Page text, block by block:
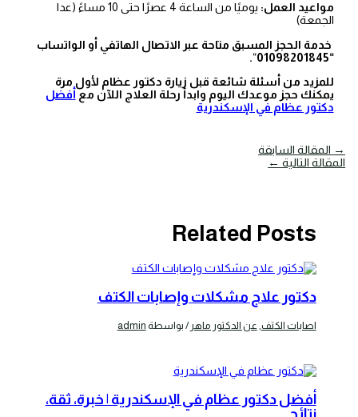
مواعيد العمل:
يوميًا من الساعة 4 عصرًا حتى 10 مساءً (عدا
الجمعة)
خدمة الحجز المسبق متاحة عبر الاتصال الهاتفي أو الواتساب
“01098201845
“
.
للمزيد من أسئلة شائعة قبل زيارة دكتور عظام لأول مرة
يمكنك حجز موعدك اليوم وابدأ رحلة العلاج اللآن مع أفضل
دكتور عظام في الإسكندرية
→ المقالة السابقة
المقالة التالية ←
Related Posts
دكتور علاج مشكلات وإصابات الكتف
اصابات الكتف عن الدكتور ماهر / بواسطة admin
أفضل دكتور عظام في الإسكندرية | خبرة، ثقة،
نتائج